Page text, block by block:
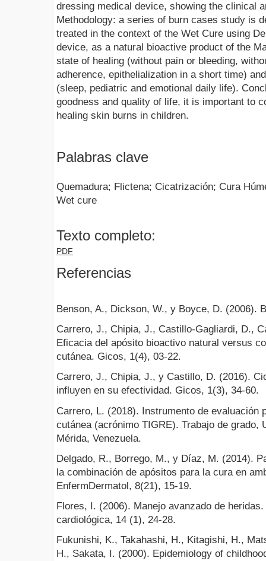
dressing medical device, showing the clinical
Methodology: a series of burn cases study is
treated in the context of the Wet Cure using
device, as a natural bioactive product of the
state of healing (without pain or bleeding,
adherence, epithelialization in a short time)
(sleep, pediatric and emotional daily life).
goodness and quality of life, it is important to
healing skin burns in children.
Palabras clave
Quemadura; Flictena; Cicatrización; Cura
Wet cure
Texto completo:
PDF
Referencias
Benson, A., Dickson, W., y Boyce, D. (2006).
Carrero, J., Chipia, J., Castillo-Gagliardi, D.,
Eficacia del apósito bioactivo natural versus
cutánea. Gicos, 1(4), 03-22.
Carrero, J., Chipia, J., y Castillo, D. (2016).
influyen en su efectividad. Gicos, 1(3), 34-60.
Carrero, L. (2018). Instrumento de evaluación
cutánea (acrónimo TIGRE). Trabajo de grado,
Mérida, Venezuela.
Delgado, R., Borrego, M., y Díaz, M. (2014).
la combinación de apósitos para la cura en
EnfermDermatol, 8(21), 15-19.
Flores, I. (2006). Manejo avanzado de
cardiológica, 14 (1), 24-28.
Fukunishi, K., Takahashi, H., Kitagishi, H.,
H., Sakata, I. (2000). Epidemiology of